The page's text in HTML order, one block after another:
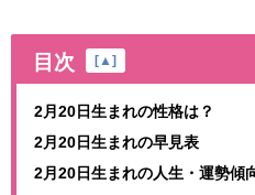
目次 [ ▲ ]
2月20日生まれの性格は？
2月20日生まれの早見表
2月20日生まれの人生・運勢傾